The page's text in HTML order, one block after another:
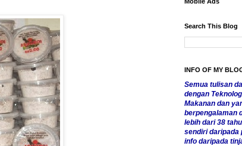
Search This Blog
INFO OF MY
Semua tulisan
dengan
Makanan dan
berpengalaman
lebih dari 38
sendiri daripada
info daripada